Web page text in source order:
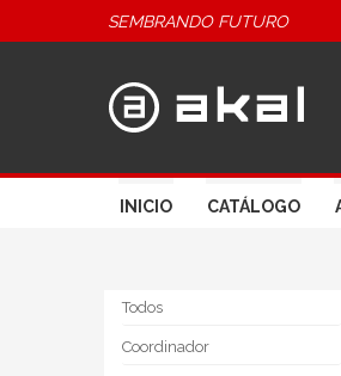
SEMBRANDO FUTURO
INICIO CATÁLOGO
Todos
Coordinador